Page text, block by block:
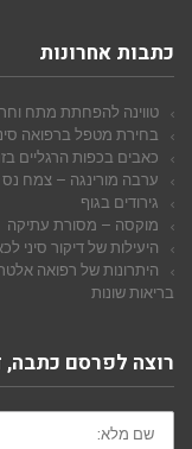
כתבות אחרונות
טווינה להפחתת מתח
בחירת מטפל ברפואה
כאבים בכפות הרגליים
ערבה מורינגה – צמח
גירודים בגוף
מוקסה – מסורת עתיקה
היעילות של דיקור סיני
היתרונות של רפואה
בריאות שונות
רוצה לפרסם כתבה,
שם
מלא: